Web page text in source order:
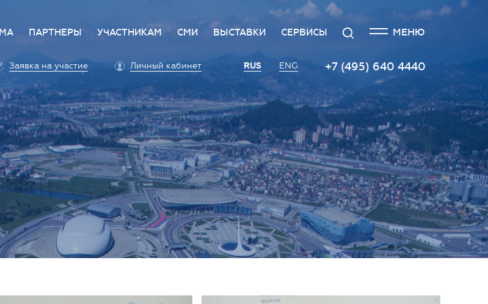
программа
программы
ПАРТНЕРЫ
Стать партнером
Партнеры
УЧАСТНИКАМ
Преимущества участия
Условия участия
Оплата участия
Единый личный кабинет
Аккредитация личного
автомобиля
Профилактика COVID-19
СМИ
Аккредитация СМИ
Правила аккредитации СМИ
Политика упоминаний
Пресс-центр
Контактная информация
ВЫСТАВКИ
Выставка Российского
инвестиционного форума
Экспоненты 2022
Территория инноваций
Площадка «ВиноГрад»
Пространство «Здоровое
общество»
Инвестхаб «Инвестируй в
Россию»
Roscongress Club
СЕРВИСЫ
Кейтеринговые услуги
Организация и проведение
пресс-мероприятий
Протокольно-
организационное
сопровождение
Заказ фото- и видеосъемки
Гостиная губернаторов
Поиск МЕНЮ
Заявка на участие Личный кабинет RUS ENG +7 (495) 640 4440